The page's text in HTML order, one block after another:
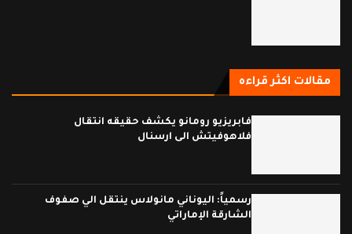
مقالات اكثر قراءه
فابريزيو رومانو يكشف حقيقه انتقال
فلاهوفيتش الى ارسنال
رسمياً: اليوناني مانولاس ينتقل الي صفوف
الشارقة الإماراتي